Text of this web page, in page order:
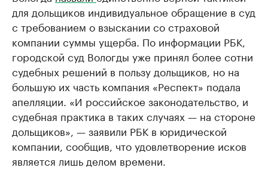
для дольщиков индивидуальное обращение в суд
с требованием о взыскании со страховой
компании суммы ущерба. По информации РБК,
городской суд Вологды уже принял более сотни
судебных решений в пользу дольщиков, но на
большую их часть компания «Респект» подала
апелляции. «И российское законодательство, и
судебная практика в таких случаях — на стороне
дольщиков», — заявили РБК в юридической
компании, сообщив, что удовлетворение исков
является лишь делом времени.